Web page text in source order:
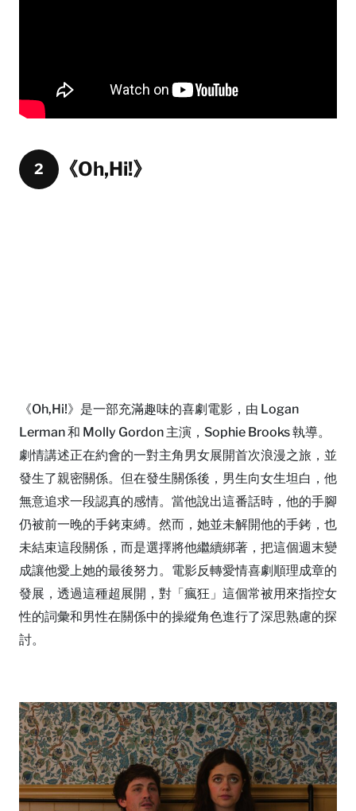
2 《Oh,Hi!》
《Oh,Hi!》是一部充滿趣味的喜劇電影，由 Logan
Lerman 和 Molly Gordon 主演，Sophie Brooks 執導。
劇情講述正在約會的一對主角男女展開首次浪漫之旅，並
發生了親密關係。但在發生關係後，男生向女生坦白，他
無意追求一段認真的感情。當他說出這番話時，他的手腳
仍被前一晚的手銬束縛。然而，她並未解開他的手銬，也
未結束這段關係，而是選擇將他繼續綁著，把這個週末變
成讓他愛上她的最後努力。電影反轉愛情喜劇順理成章的
發展，透過這種超展開，對「瘋狂」這個常被用來指控女
性的詞彙和男性在關係中的操縱角色進行了深思熟慮的探
討。